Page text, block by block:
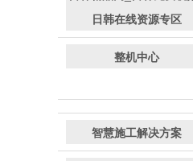
日韩在线资源专区
整机中心
智慧施工解决方案